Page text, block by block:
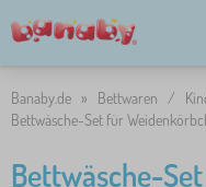
Banaby.de » Bettwaren /
Bettwäsche-Set für
Bettwäsche-